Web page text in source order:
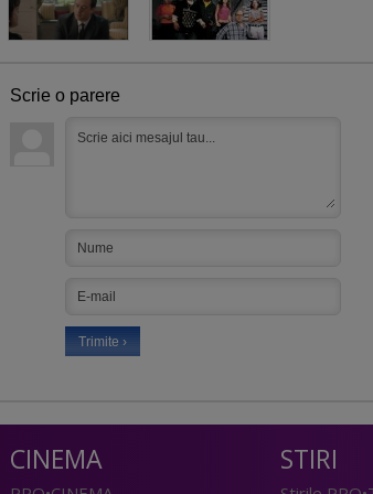
Scrie o parere
CINEMA STIRI